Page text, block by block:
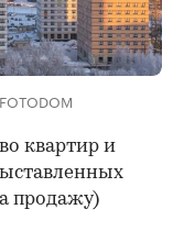
квартир и
продажу)